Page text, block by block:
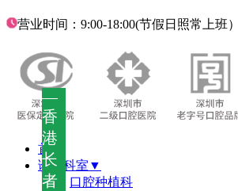
—
香
港
长
者
营业时间：9:00-18:00(节假日照常上班）
首页
诊疗科室▼
口腔种植科